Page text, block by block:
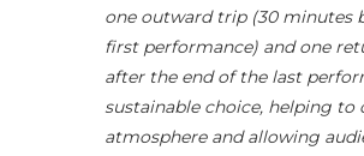
one outward trip (30 minutes
first performance) and one
after the end of the last
sustainable choice, helping to
atmosphere and allowing